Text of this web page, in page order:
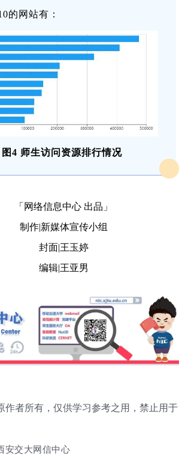
的网站有：
图4 师生访问资源排行情况
「网络信息中心 出品」
制作|新媒体宣传小组
封面|王玉婷
编辑|王亚男
作者所有，仅供学习参考之用，禁止用于
安交大网信中心